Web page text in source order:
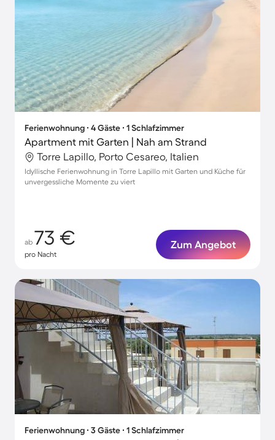
Ferienwohnung ∙ 4 Gäste ∙ 1 Schlafzimmer
Apartment mit Garten | Nah am Strand
Torre Lapillo, Porto Cesareo, Italien
Idyllische Ferienwohnung in Torre Lapillo mit Garten und Küche für
unvergessliche Momente zu viert
ab 73 €
pro Nacht
Zum Angebot
Ferienwohnung ∙ 3 Gäste ∙ 1 Schlafzimmer